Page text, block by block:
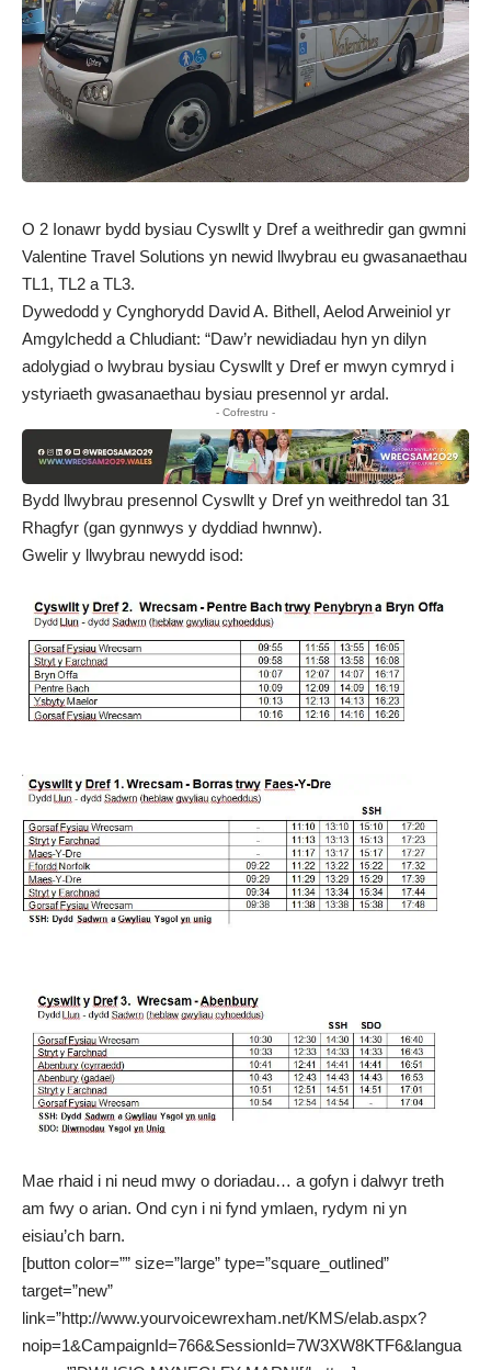
O 2 Ionawr bydd bysiau Cyswllt y Dref a weithredir gan gwmni
Valentine Travel Solutions yn newid llwybrau eu gwasanaethau
TL1, TL2 a TL3.
Dywedodd y Cynghorydd David A. Bithell, Aelod Arweiniol yr
Amgylchedd a Chludiant: “Daw’r newidiadau hyn yn dilyn
adolygiad o lwybrau bysiau Cyswllt y Dref er mwyn cymryd i
ystyriaeth gwasanaethau bysiau presennol yr ardal.
- Cofrestru -
Bydd llwybrau presennol Cyswllt y Dref yn weithredol tan 31
Rhagfyr (gan gynnwys y dyddiad hwnnw).
Gwelir y llwybrau newydd isod:
Mae rhaid i ni neud mwy o doriadau… a gofyn i dalwyr treth
am fwy o arian. Ond cyn i ni fynd ymlaen, rydym ni yn
eisiau’ch barn.
[button color=”” size=”large” type=”square_outlined”
target=”new”
link=”http://www.yourvoicewrexham.net/KMS/elab.aspx?
noip=1&CampaignId=766&SessionId=7W3XW8KTF6&langua